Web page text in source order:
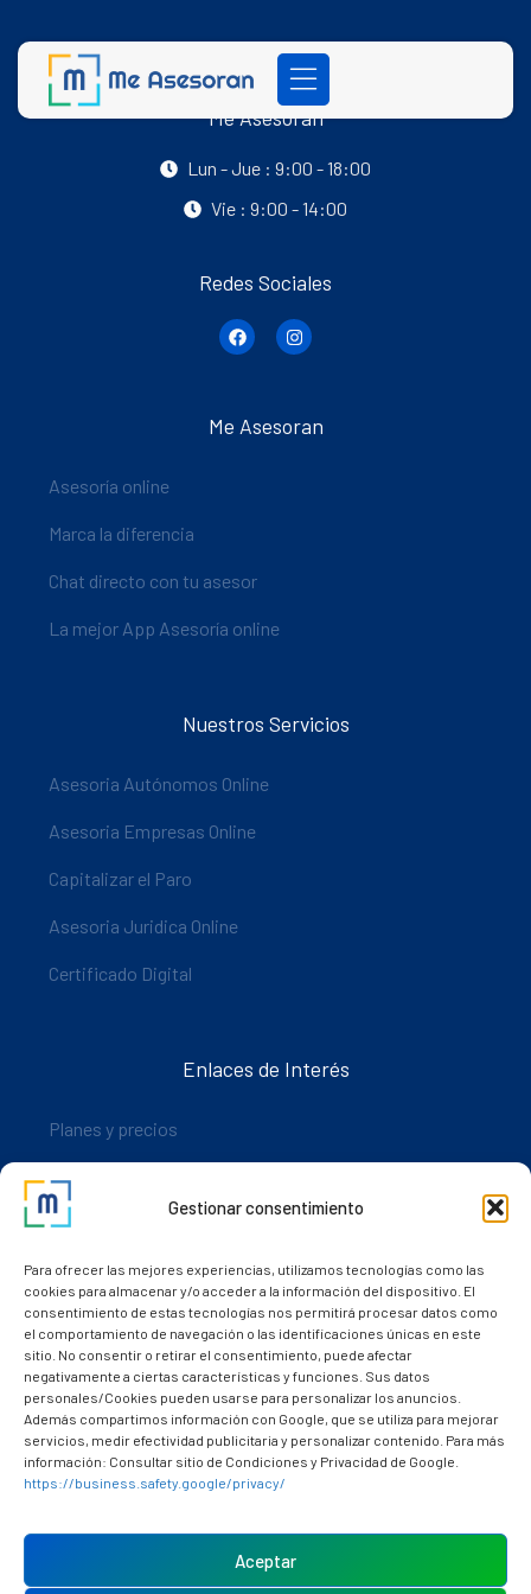
Gestionar consentimiento
Para ofrecer las mejores experiencias, utilizamos tecnologías como las
cookies para almacenar y/o acceder a la información del dispositivo. El
consentimiento de estas tecnologías nos permitirá procesar datos como
el comportamiento de navegación o las identificaciones únicas en este
sitio. No consentir o retirar el consentimiento, puede afectar
negativamente a ciertas características y funciones. Sus datos
personales/Cookies pueden usarse para personalizar los anuncios.
Además compartimos información con Google, que se utiliza para mejorar
servicios, medir efectividad publicitaria y personalizar contenido. Para más
información: Consultar sitio de Condiciones y Privacidad de Google.
https://business.safety.google/privacy/
Aceptar
Me Asesoran
Lun - Jue : 9:00 - 18:00
Vie : 9:00 - 14:00
Redes Sociales
Me Asesoran
Asesoría online
Marca la diferencia
Chat directo con tu asesor
La mejor App Asesoría online
Nuestros Servicios
Asesoria Autónomos Online
Asesoria Empresas Online
Capitalizar el Paro
Asesoria Juridica Online
Certificado Digital
Enlaces de Interés
Planes y precios
Descarga nuestra app
Nuestros clientes
Dudas y consultas
Política de cookies (UE)